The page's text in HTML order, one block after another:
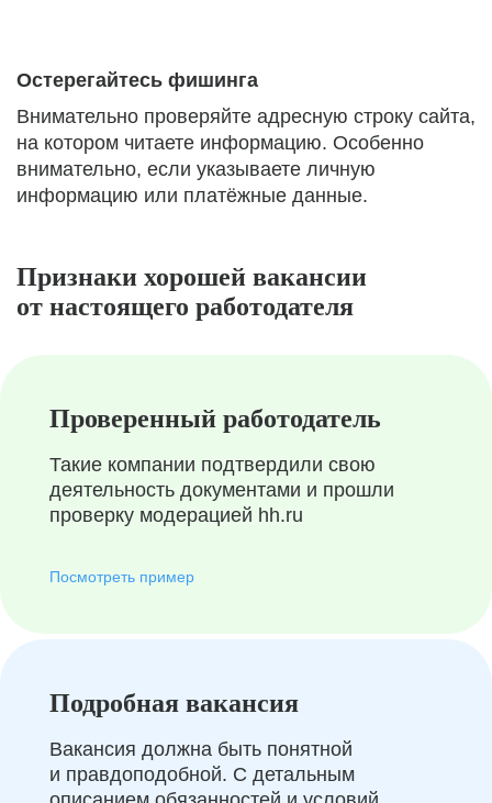
Остерегайтесь фишинга
Внимательно проверяйте адресную строку сайта,
на котором читаете информацию. Особенно
внимательно, если указываете личную
информацию или платёжные данные.
Признаки хорошей вакансии
от настоящего работодателя
Проверенный работодатель
Такие компании подтвердили свою
деятельность документами и прошли
проверку модерацией hh.ru
Посмотреть пример
Подробная вакансия
Вакансия должна быть понятной
и правдоподобной. С детальным